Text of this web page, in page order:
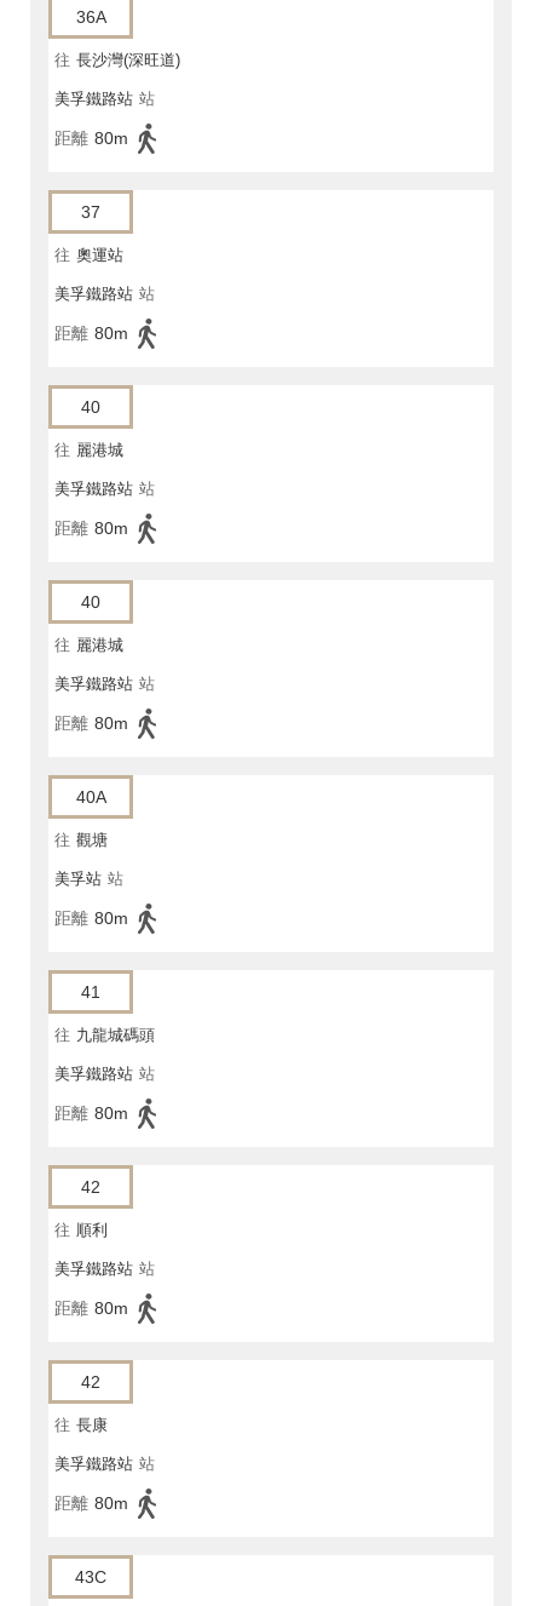
36A
往 長沙灣(深旺道)
美孚鐵路站 站
距離 80m
37
往 奧運站
美孚鐵路站 站
距離 80m
40
往 麗港城
美孚鐵路站 站
距離 80m
40
往 麗港城
美孚鐵路站 站
距離 80m
40A
往 觀塘
美孚站 站
距離 80m
41
往 九龍城碼頭
美孚鐵路站 站
距離 80m
42
往 順利
美孚鐵路站 站
距離 80m
42
往 長康
美孚鐵路站 站
距離 80m
43C